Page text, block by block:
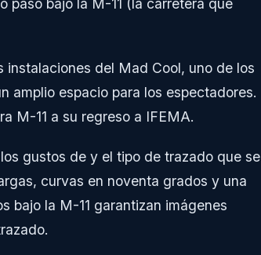
paso bajo la M-11 (la carretera que
del Mad Cool, uno de los
amplio espacio para los espectadores.
M-11 a su regreso a IFEMA.
gustos de y el tipo de trazado que se
curvas en noventa grados y una
bajo la M-11 garantizan imágenes